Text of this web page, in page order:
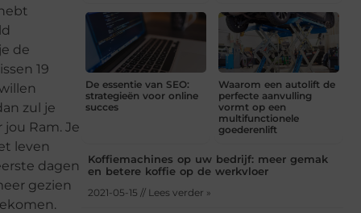
de
19
zul je
Ram. Je
leven
dagen
gezien
De essentie van SEO:
strategieën voor online
succes
Waarom een autolift de
perfecte aanvulling
vormt op een
multifunctionele
goederenlift
Koffiemachines op uw bedrijf: meer gemak
en betere koffie op de werkvloer
2021-05-15 // Lees verder »